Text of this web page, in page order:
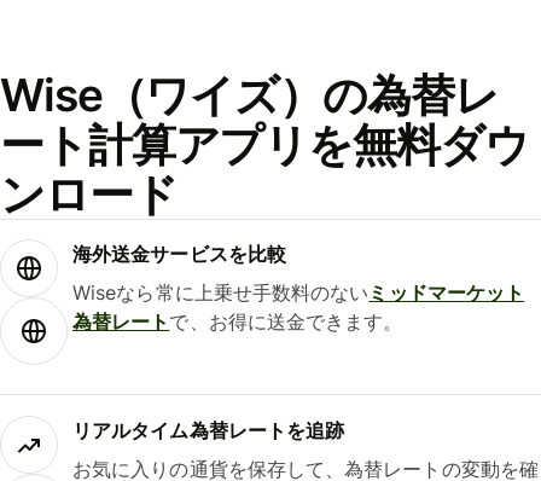
Wise（ワイズ）の為替レ
ート計算アプリを無料ダウ
ンロード
海外送金サービスを比較
Wiseなら常に上乗せ手数料のない ミッドマーケット
為替レート で、お得に送金できます。
リアルタイム為替レートを追跡
お気に入りの通貨を保存して、為替レートの変動を確